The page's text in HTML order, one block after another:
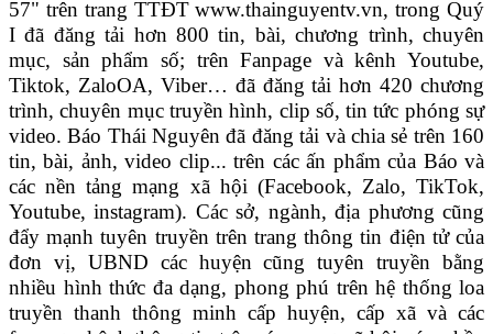
57" trên trang TTĐT www.thainguyentv.vn, trong Quý
I đã đăng tải hơn 800 tin, bài, chương trình, chuyên
mục, sản phẩm số; trên Fanpage và kênh Youtube,
Tiktok, ZaloOA, Viber… đã đăng tải hơn 420 chương
trình, chuyên mục truyền hình, clip số, tin tức phóng sự
video. Báo Thái Nguyên đã đăng tải và chia sẻ trên 160
tin, bài, ảnh, video clip... trên các ấn phẩm của Báo và
các nền tảng mạng xã hội (Facebook, Zalo, TikTok,
Youtube, instagram). Các sở, ngành, địa phương cũng
đẩy mạnh tuyên truyền trên trang thông tin điện tử của
đơn vị, UBND các huyện cũng tuyên truyền bằng
nhiều hình thức đa dạng, phong phú trên hệ thống loa
truyền thanh thông minh cấp huyện, cấp xã và các